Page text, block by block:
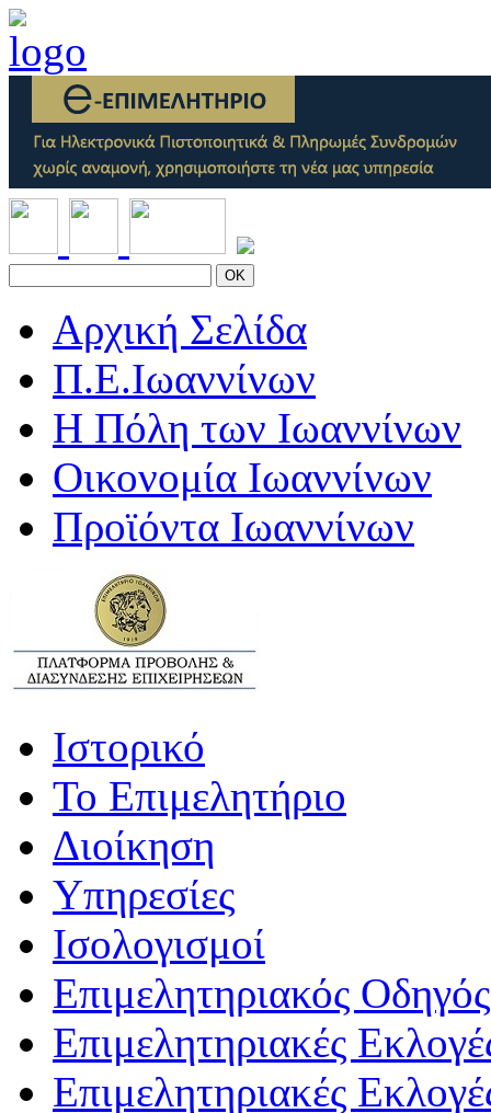
OK
Αρχική Σελίδα
Π.Ε.Ιωαννίνων
Η Πόλη των Ιωαννίνων
Οικονομία Ιωαννίνων
Προϊόντα Ιωαννίνων
Ιστορικό
Το Επιμελητήριο
Διοίκηση
Υπηρεσίες
Ισολογισμοί
Επιμελητηριακός Οδηγός
Επιμελητηριακές
Επιμελητηριακές